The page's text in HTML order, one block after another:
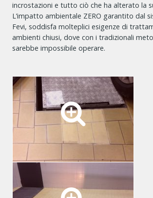
incrostazioni e tutto ciò che ha alterato la
L’impatto ambientale ZERO garantito dal
Fevi, soddisfa molteplici esigenze di
ambienti chiusi, dove con i tradizionali
sarebbe impossibile operare.